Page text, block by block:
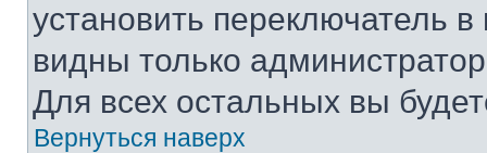
установить переключатель
видны только
Для всех остальных вы
Вернуться наверх